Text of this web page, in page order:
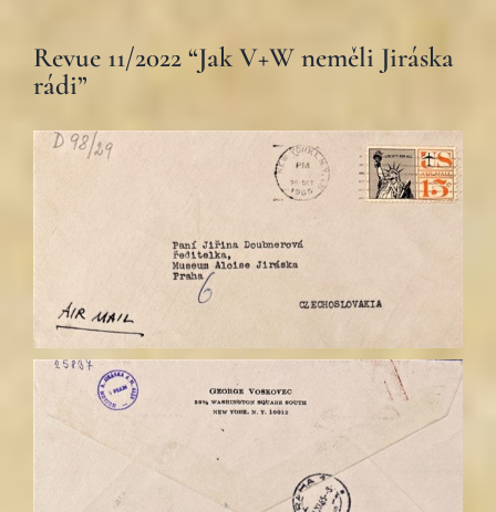
Revue 11/2022 “Jak V+W neměli Jiráska
rádi”